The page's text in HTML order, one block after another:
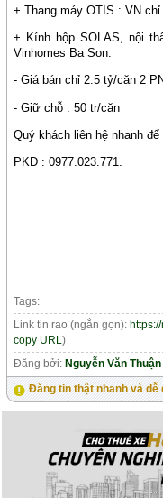
+ Thang máy OTIS : VN
+ Kính hộp SOLAS, nội
Vinhomes Ba Son.
- Giá bán chỉ 2.5 tỷ/căn 2
- Giữ chỗ : 50 tr/căn
Quý khách liên hệ nhanh để
PKD : 0977.023.771.
Tags:
Link tin rao (ngắn gọn):
copy URL)
Đăng bởi:Nguyễn Văn Thuận
Đăng tin thật nhanh và dễ